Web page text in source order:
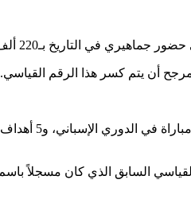
أن يتم كسر هذا الرقم القياسي.